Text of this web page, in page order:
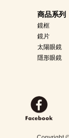
商品系列
鏡框
鏡片
太陽眼鏡
隱形眼鏡